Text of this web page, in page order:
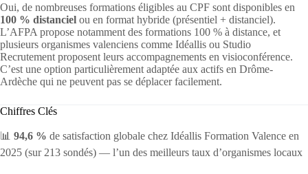
Oui, de nombreuses formations éligibles au CPF sont disponibles en
100 % distanciel ou en format hybride (présentiel + distanciel).
L’AFPA propose notamment des formations 100 % à distance, et
plusieurs organismes valenciens comme Idéallis ou Studio
Recrutement proposent leurs accompagnements en visioconférence.
C’est une option particulièrement adaptée aux actifs en Drôme-
Ardèche qui ne peuvent pas se déplacer facilement.
Chiffres Clés
📊 94,6 % de satisfaction globale chez Idéallis Formation Valence en
2025 (sur 213 sondés) — l’un des meilleurs taux d’organismes locaux